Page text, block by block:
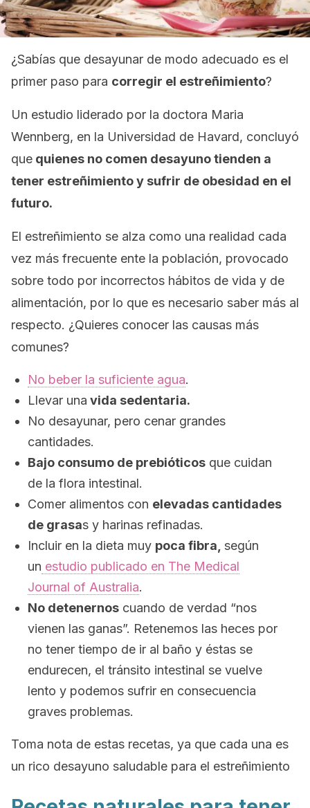
¿Sabías que desayunar de modo adecuado es el
primer paso para corregir el estreñimiento?
Un estudio liderado por la doctora Maria
Wennberg, en la Universidad de Havard, concluyó
que quienes no comen desayuno tienden a
tener estreñimiento y sufrir de obesidad en el
futuro.
El estreñimiento se alza como una realidad cada
vez más frecuente ente la población, provocado
sobre todo por incorrectos hábitos de vida y de
alimentación, por lo que es necesario saber más al
respecto. ¿Quieres conocer las causas más
comunes?
No beber la suficiente agua.
Llevar una vida sedentaria.
No desayunar, pero cenar grandes
cantidades.
Bajo consumo de prebióticos que cuidan
de la flora intestinal.
Comer alimentos con elevadas cantidades
de grasas y harinas refinadas.
Incluir en la dieta muy poca fibra, según
un estudio publicado en The Medical
Journal of Australia.
No detenernos cuando de verdad “nos
vienen las ganas”. Retenemos las heces por
no tener tiempo de ir al baño y éstas se
endurecen, el tránsito intestinal se vuelve
lento y podemos sufrir en consecuencia
graves problemas.
Toma nota de estas recetas, ya que cada una es
un rico desayuno saludable para el estreñimiento